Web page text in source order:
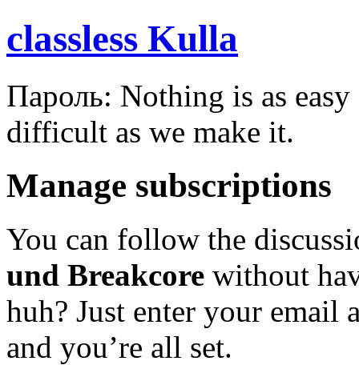
classless Kulla
Пароль: Nothing is as
difficult as we make it.
Manage subscriptions
You can follow the
und Breakcore without
huh? Just enter your email
and you’re all set.